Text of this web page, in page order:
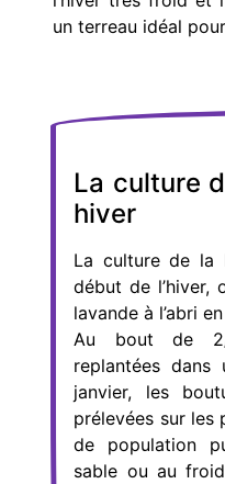
un terreau idéal
La culture
hiver
La culture de la
début de l’hiver,
lavande à l’abri
Au bout de
replantées dans
janvier, les
prélevées sur les
de population
sable ou au